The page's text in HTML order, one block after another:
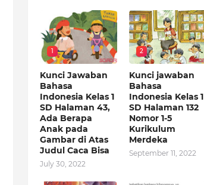
1
Kunci Jawaban
Bahasa
Indonesia Kelas 1
SD Halaman 43,
Ada Berapa
Anak pada
Gambar di Atas
Judul Caca Bisa
July 30, 2022
2
Kunci jawaban
Bahasa
Indonesia Kelas 1
SD Halaman 132
Nomor 1-5
Kurikulum
Merdeka
September 11, 2022